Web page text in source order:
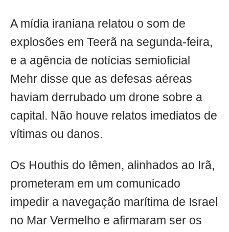
A mídia iraniana relatou o som de
explosões em Teerã na segunda-feira,
e a agência de notícias semioficial
Mehr disse que as defesas aéreas
haviam derrubado um drone sobre a
capital. Não houve relatos imediatos de
vítimas ou danos.
Os Houthis do Iêmen, alinhados ao Irã,
prometeram em um comunicado
impedir a navegação marítima de Israel
no Mar Vermelho e afirmaram ser os